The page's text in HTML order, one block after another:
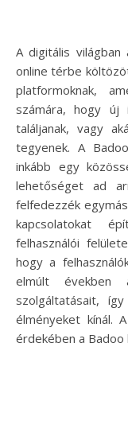
A digitális világban a kapcsolatok keresése egyre inkább
online térbe
platformoknak,
számára, hogy új
találjanak, vagy
tegyenek. A
inkább egy
lehetőséget ad
felfedezzék
kapcsolatokat
felhasználói
hogy a
elmúlt években
szolgáltatásait,
élményeket kínál.
érdekében a